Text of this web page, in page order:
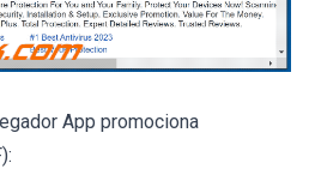
App promociona